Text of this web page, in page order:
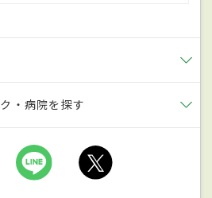
膜症の直接的な原因は
与えているということは
・病院を探す